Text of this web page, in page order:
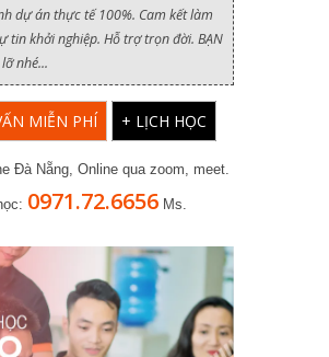
dự án thực tế 100%. Cam kết làm
tin khởi nghiệp. Hỗ trợ trọn đời. BẠN
nhé...
MIỄN PHÍ + LỊCH HỌC
Đà Nẵng, Online qua zoom, meet.
0971.72.6656 Ms.